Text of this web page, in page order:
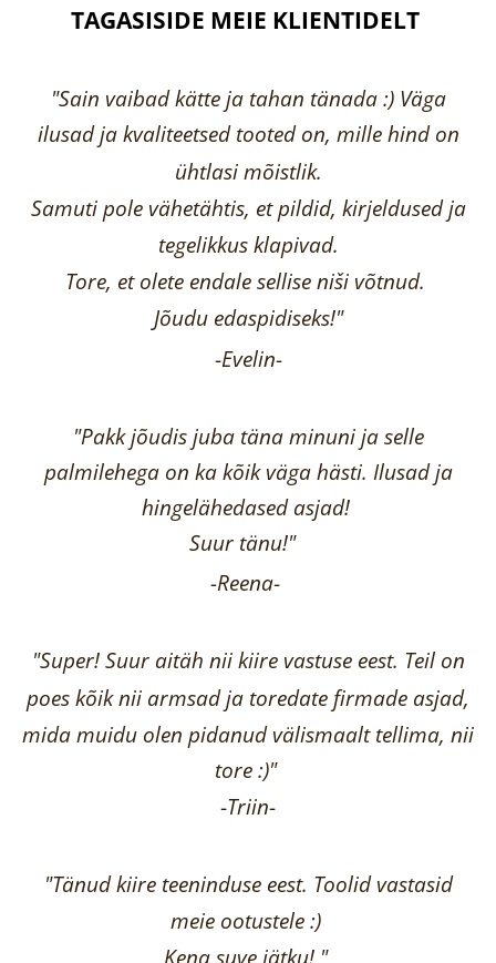
TAGASISIDE MEIE KLIENTIDELT
"Sain vaibad kätte ja tahan tänada :) Väga
ilusad ja kvaliteetsed tooted on, mille hind on
ühtlasi mõistlik.
Samuti pole vähetähtis, et pildid, kirjeldused ja
tegelikkus klapivad.
Tore, et olete endale sellise niši võtnud.
Jõudu edaspidiseks!"
-Evelin-
"Pakk jõudis juba täna minuni ja selle
palmilehega on ka kõik väga hästi. Ilusad ja
hingelähedased asjad!
Suur tänu!"
-Reena-
"Super! Suur aitäh nii kiire vastuse eest. Teil on
poes kõik nii armsad ja toredate firmade asjad,
mida muidu olen pidanud välismaalt tellima, nii
tore :)"
-Triin-
"Tänud kiire teeninduse eest. Toolid vastasid
meie ootustele :)
Kena suve jätku! "